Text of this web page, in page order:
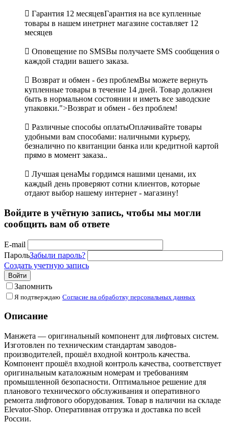
 Гарантия 12 месяцевГарантия на все купленные
товары в нашем инетрнет магазине составляет 12
месяцев
 Оповещение по SMSВы получаете SMS сообщения о
каждой стадии вашего заказа.
 Возврат и обмен - без проблемВы можете вернуть
купленные товары в течение 14 дней. Товар должнен
быть в нормальном состоянии и иметь все заводские
упаковки.">Возврат и обмен - без проблем!
 Различные способы оплатыОплачивайте товары
удобными вам способами: наличными курьеру,
безналично по квитанции банка или кредитной картой
прямо в момент заказа..
 Лучшая ценаМы гордимся нашими ценами, их
каждый день проверяют сотни клиентов, которые
отдают выбор нашему интернет - магазину!
Войдите в учётную запись, чтобы мы могли
сообщить вам об ответе
E-mail
ПарольЗабыли пароль?
Создать учетную запись
Войти
Запомнить
Я подтверждаю Согласие на обработку персональных данных
Описание
Манжета — оригинальный компонент для лифтовых систем.
Изготовлен по техническим стандартам заводов-
производителей, прошёл входной контроль качества.
Компонент прошёл входной контроль качества, соответствует
оригинальным каталожным номерам и требованиям
промышленной безопасности. Оптимальное решение для
планового технического обслуживания и оперативного
ремонта лифтового оборудования. Товар в наличии на складе
Elevator-Shop. Оперативная отгрузка и доставка по всей
России.